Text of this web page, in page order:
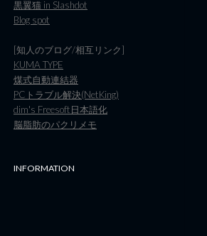
黒翼猫 in Slashdot
Blog spot
[知人のブログ/相互リンク]
KUMA TYPE
煤式自動連結器
PCトラブル解決(NetKing)
dim's Freesoft日本語化
脳脂肪のパクリメモ
INFORMATION